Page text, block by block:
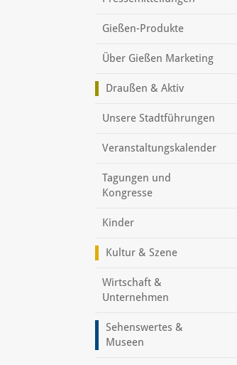
Gießen-Produkte
Über Gießen Marketing
Draußen & Aktiv
Unsere Stadtführungen
Veranstaltungskalender
Tagungen und
Kongresse
Kinder
Kultur & Szene
Wirtschaft &
Unternehmen
Sehenswertes &
Museen